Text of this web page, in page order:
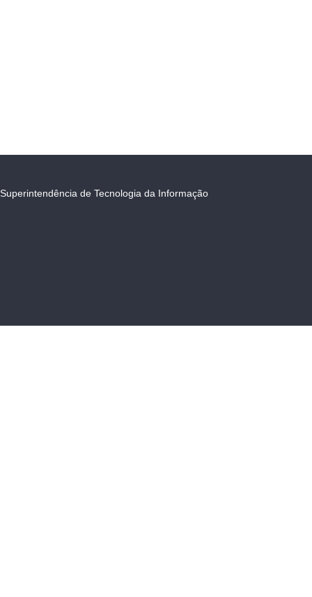
Superintendência de Tecnologia da Informação